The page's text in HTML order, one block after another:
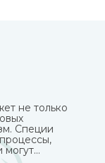
не только
Специи
могут